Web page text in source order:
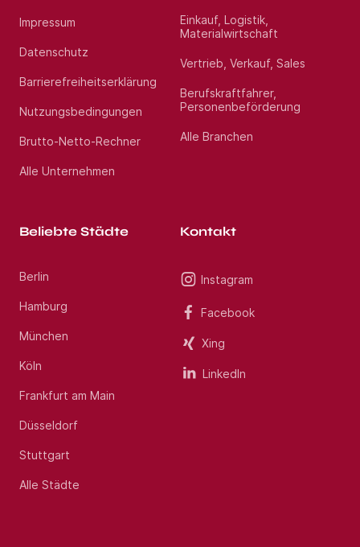
Impressum
Datenschutz
Barrierefreiheitserklärung
Nutzungsbedingungen
Brutto-Netto-Rechner
Alle Unternehmen
Einkauf, Logistik,
Materialwirtschaft
Vertrieb, Verkauf, Sales
Berufskraftfahrer,
Personenbeförderung
Alle Branchen
Beliebte Städte
Berlin
Hamburg
München
Köln
Frankfurt am Main
Düsseldorf
Stuttgart
Alle Städte
Kontakt
Instagram
Facebook
Xing
LinkedIn